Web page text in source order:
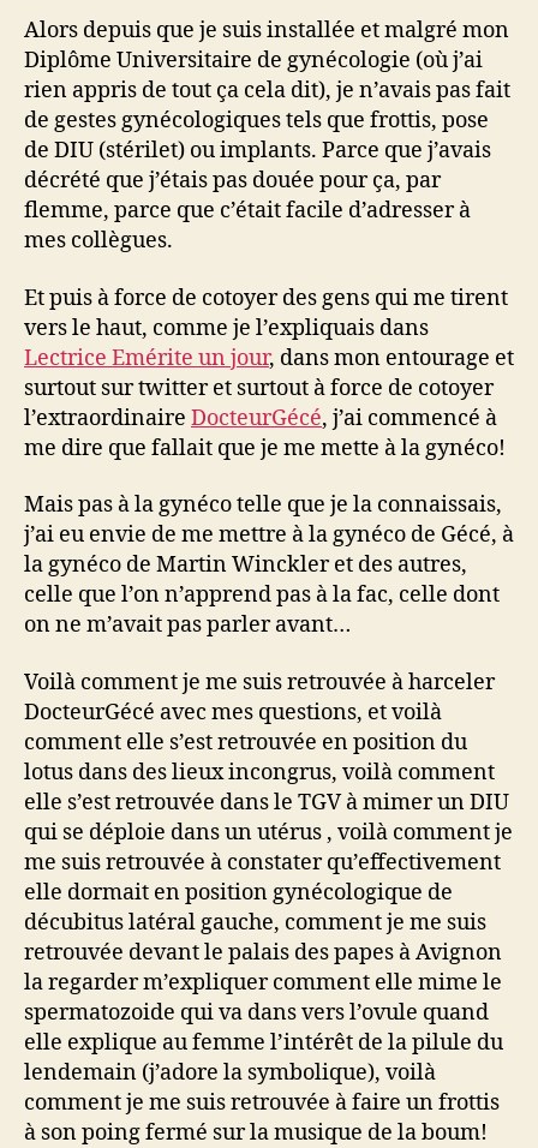
Alors depuis que je suis installée et malgré mon
Diplôme Universitaire de gynécologie (où j’ai
rien appris de tout ça cela dit), je n’avais pas fait
de gestes gynécologiques tels que frottis, pose
de DIU (stérilet) ou implants. Parce que j’avais
décrété que j’étais pas douée pour ça, par
flemme, parce que c’était facile d’adresser à
mes collègues.
Et puis à force de cotoyer des gens qui me tirent
vers le haut, comme je l’expliquais dans
Lectrice Emérite un jour, dans mon entourage et
surtout sur twitter et surtout à force de cotoyer
l’extraordinaire DocteurGécé, j’ai commencé à
me dire que fallait que je me mette à la gynéco!
Mais pas à la gynéco telle que je la connaissais,
j’ai eu envie de me mettre à la gynéco de Gécé, à
la gynéco de Martin Winckler et des autres,
celle que l’on n’apprend pas à la fac, celle dont
on ne m’avait pas parler avant…
Voilà comment je me suis retrouvée à harceler
DocteurGécé avec mes questions, et voilà
comment elle s’est retrouvée en position du
lotus dans des lieux incongrus, voilà comment
elle s’est retrouvée dans le TGV à mimer un DIU
qui se déploie dans un utérus , voilà comment je
me suis retrouvée à constater qu’effectivement
elle dormait en position gynécologique de
décubitus latéral gauche, comment je me suis
retrouvée devant le palais des papes à Avignon
la regarder m’expliquer comment elle mime le
spermatozoide qui va dans vers l’ovule quand
elle explique au femme l’intérêt de la pilule du
lendemain (j’adore la symbolique), voilà
comment je me suis retrouvée à faire un frottis
à son poing fermé sur la musique de la boum!